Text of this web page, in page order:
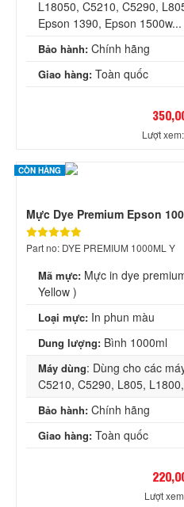
L18050, C5210, C5290,
Epson 1390, Epson 1500w...
Bảo hành: Chính hãng
Giao hàng: Toàn quốc
Lượt
CÒN HÀNG
Mực Dye Premium Epson
Part no: DYE PREMIUM 1000ML Y
Mã mực: Mực in dye
Yellow )
Loại mực: In phun màu
Dung lượng: Bình 1000ml
Máy dùng: Dùng cho các
C5210, C5290, L805,
Bảo hành: Chính hãng
Giao hàng: Toàn quốc
Lượt